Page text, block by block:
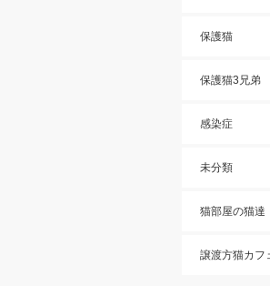
保護猫
保護猫3兄弟
感染症
未分類
猫部屋の猫達
譲渡方猫カフ